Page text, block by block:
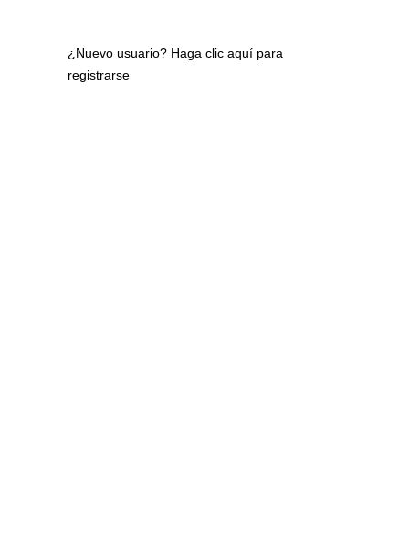
¿Nuevo usuario? Haga clic aquí para
registrarse